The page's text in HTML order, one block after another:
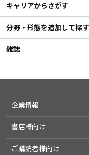
キャリアからさがす
分野・形態を追加して探す
雑誌
企業情報
書店様向け
ご購読者様向け